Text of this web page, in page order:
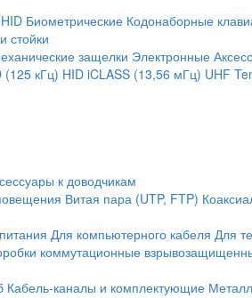
HID Биометрические Кодонаборные
стойки
защелки Электронные
(125 кГц) HID iCLASS (13,56 мГц) UHF
к доводчикам
Витая пара (UTP, FTP)
Для компьютерного кабеля Для
коммутационные
Кабель-каналы и комплектующие